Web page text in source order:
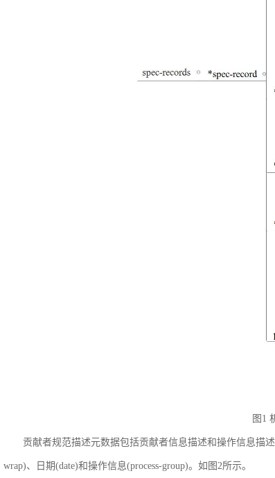
图1
贡献者规范描述元数据包括贡献者信息描述和操作信息描
wrap)、日期(date)和操作信息(process-group)。如图2所示。